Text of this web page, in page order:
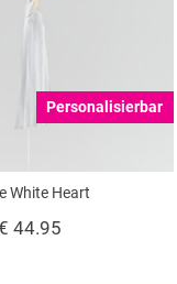
Personalisierbar
White Heart
44.95